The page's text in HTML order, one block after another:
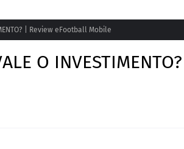
| Review eFootball Mobile
O INVESTIMENTO? |